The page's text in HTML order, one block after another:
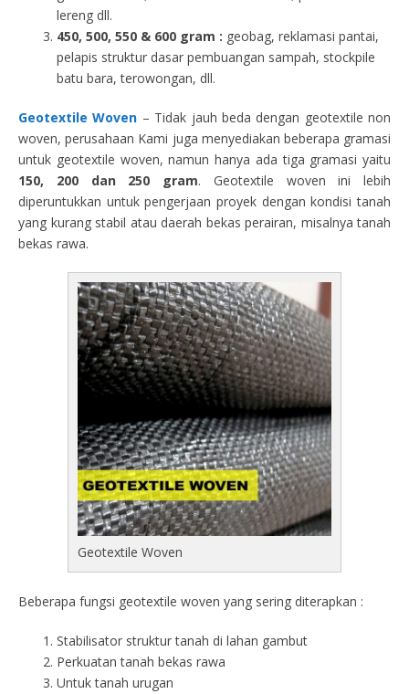
lereng dll.
450, 500, 550 & 600 gram : geobag, reklamasi pantai,
pelapis struktur dasar pembuangan sampah, stockpile
batu bara, terowongan, dll.
Geotextile Woven – Tidak jauh beda dengan geotextile non
woven, perusahaan Kami juga menyediakan beberapa gramasi
untuk geotextile woven, namun hanya ada tiga gramasi yaitu
150, 200 dan 250 gram. Geotextile woven ini lebih
diperuntukkan untuk pengerjaan proyek dengan kondisi tanah
yang kurang stabil atau daerah bekas perairan, misalnya tanah
bekas rawa.
Geotextile Woven
Beberapa fungsi geotextile woven yang sering diterapkan :
Stabilisator struktur tanah di lahan gambut
Perkuatan tanah bekas rawa
Untuk tanah urugan